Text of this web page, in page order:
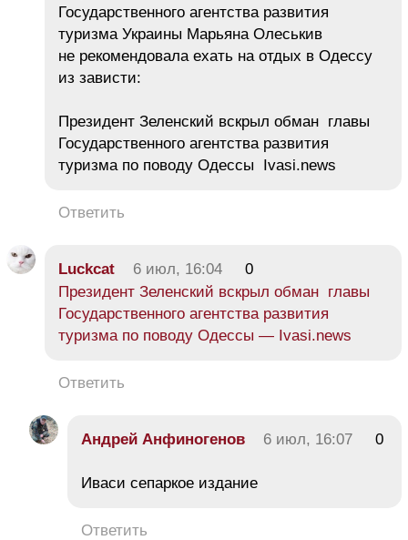
Государственного агентства развития
туризма Украины Марьяна Олеськив
не рекомендовала ехать на отдых в Одессу
из зависти:
Президент Зеленский вскрыл обман главы
Государственного агентства развития
туризма по поводу Одессы Ivasi.news
Ответить
Luckcat 6 июл, 16:04
0
Президент Зеленский вскрыл обман главы
Государственного агентства развития
туризма по поводу Одессы — Ivasi.news
Ответить
Андрей Анфиногенов 6 июл, 16:07 0
Иваси сепаркое издание
Ответить